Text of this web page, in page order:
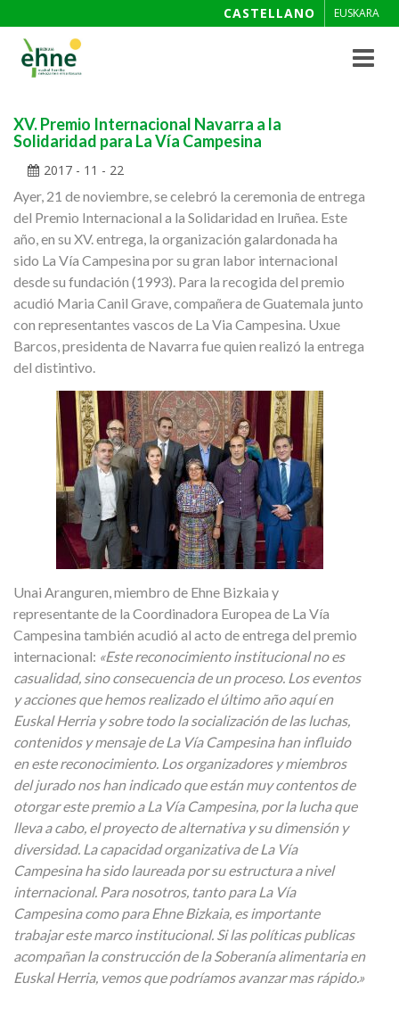
CASTELLANO EUSKARA
Toggle
XV. Premio Internacional Navarra a la
Solidaridad para La Vía Campesina
2017 - 11 - 22
Ayer, 21 de noviembre, se celebró la ceremonia de entrega
del Premio Internacional a la Solidaridad en Iruñea. Este
año, en su XV. entrega, la organización galardonada ha
sido La Vía Campesina por su gran labor internacional
desde su fundación (1993). Para la recogida del premio
acudió Maria Canil Grave, compañera de Guatemala junto
con representantes vascos de La Via Campesina. Uxue
Barcos, presidenta de Navarra fue quien realizó la entrega
del distintivo.
Unai Aranguren, miembro de Ehne Bizkaia y
representante de la Coordinadora Europea de La Vía
Campesina también acudió al acto de entrega del premio
internacional: «Este reconocimiento institucional no es
casualidad, sino consecuencia de un proceso. Los eventos
y acciones que hemos realizado el último año aquí en
Euskal Herria y sobre todo la socialización de las luchas,
contenidos y mensaje de La Vía Campesina han influido
en este reconocimiento. Los organizadores y miembros
del jurado nos han indicado que están muy contentos de
otorgar este premio a La Vía Campesina, por la lucha que
lleva a cabo, el proyecto de alternativa y su dimensión y
diversidad. La capacidad organizativa de La Vía
Campesina ha sido laureada por su estructura a nivel
internacional. Para nosotros, tanto para La Vía
Campesina como para Ehne Bizkaia, es importante
trabajar este marco institucional. Si las políticas publicas
acompañan la construcción de la Soberanía alimentaria en
Euskal Herria, vemos que podríamos avanzar mas rápido.»